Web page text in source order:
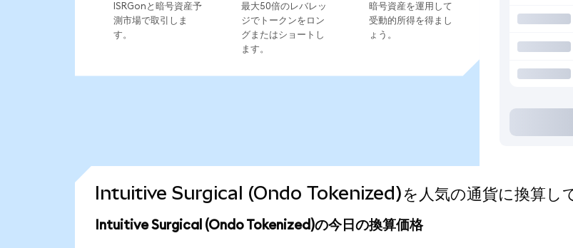
ISRGonと暗号資産予
測市場で取引しま
す。
最大50倍のレバレッ
ジでトークンをロン
グまたはショートし
ます。
暗号資産を運用して
受動的所得を得まし
ょう。
Intuitive Surgical (Ondo Tokenized)を人気の通貨に換算し
Intuitive Surgical (Ondo Tokenized)の今日の換算価格